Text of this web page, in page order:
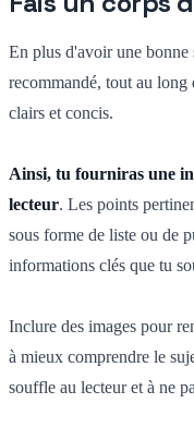
En plus d'avoir une
recommandé, tout au
clairs et concis.
Ainsi, tu fourniras une
lecteur. Les points
sous forme de liste ou de
informations clés que tu
Inclure des images pour
à mieux comprendre le
souffle au lecteur et à ne